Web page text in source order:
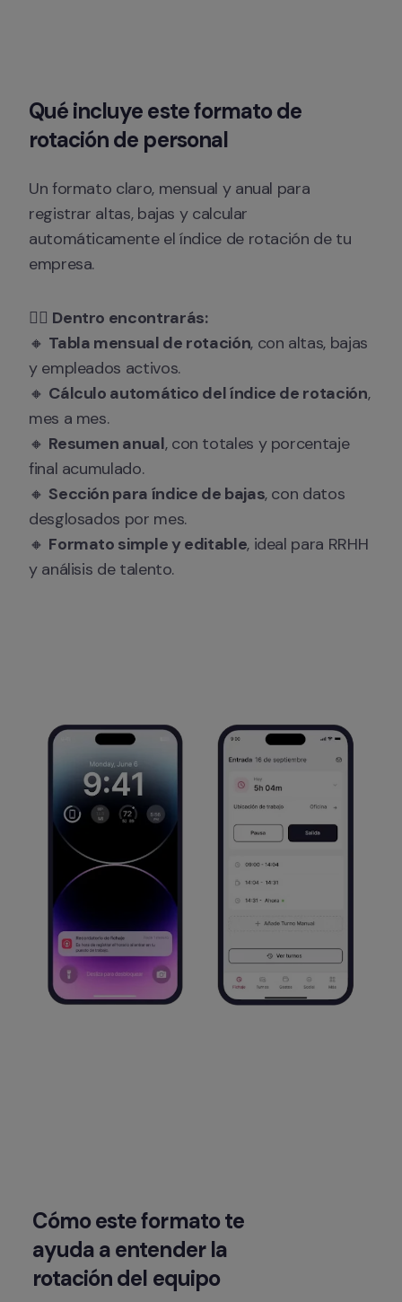
Qué incluye este formato de
rotación de personal
Un formato claro, mensual y anual para
registrar altas, bajas y calcular
automáticamente el índice de rotación de tu
empresa.
👉🏻 Dentro encontrarás:
🔸 Tabla mensual de rotación, con altas, bajas
y empleados activos.
🔸 Cálculo automático del índice de rotación,
mes a mes.
🔸 Resumen anual, con totales y porcentaje
final acumulado.
🔸 Sección para índice de bajas, con datos
desglosados por mes.
🔸 Formato simple y editable, ideal para RRHH
y análisis de talento.
Cómo este formato te
ayuda a entender la
rotación del equipo